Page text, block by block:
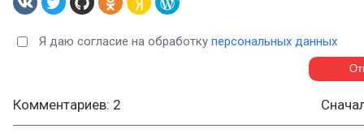
Я даю согласие на обработку персональных данных
Комментариев: 2